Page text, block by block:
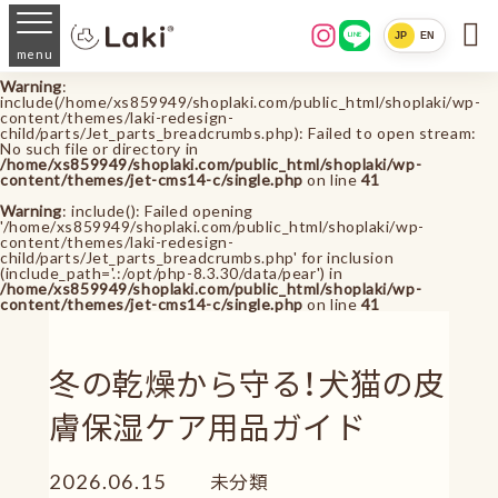
menu
LINE JP EN 
Warning:
include(/home/xs859949/shoplaki.com/public_html/shoplaki/wp-
content/themes/laki-redesign-
child/parts/Jet_parts_breadcrumbs.php): Failed to open stream:
No such file or directory in
/home/xs859949/shoplaki.com/public_html/shoplaki/wp-
content/themes/jet-cms14-c/single.php on line 41
Warning: include(): Failed opening
'/home/xs859949/shoplaki.com/public_html/shoplaki/wp-
content/themes/laki-redesign-
child/parts/Jet_parts_breadcrumbs.php' for inclusion
(include_path='.:/opt/php-8.3.30/data/pear') in
/home/xs859949/shoplaki.com/public_html/shoplaki/wp-
content/themes/jet-cms14-c/single.php on line 41
冬の乾燥から守る！犬猫の皮
膚保湿ケア用品ガイド
2026.06.15 未分類